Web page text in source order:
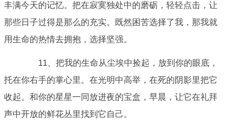
丰满今天的记忆。把在寂寞独处中的磨砺，轻轻点击，让
那些日子过得是那么的充实。既然困苦选择了我，那我就
用生命的热情去拥抱，选择坚强。
11、把我的生命从尘埃中捡起，放到你的眼底，
托在你右手的掌心里。在光明中高举，在死的阴影里把它
收起。和你的星星一同放进夜的宝盒，早晨，让它在礼拜
声中开放的鲜花丛里找到它自己。